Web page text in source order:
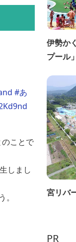
#あ
ことで
しまし
伊勢か
プール」
宮リバ
PR